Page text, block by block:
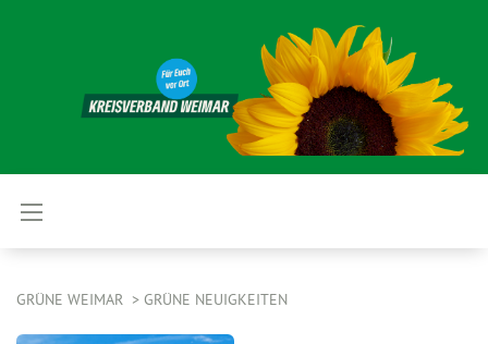
GRÜNE WEIMAR GRÜNE NEUIGKEITEN